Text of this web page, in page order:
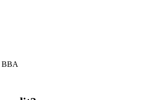
BBA